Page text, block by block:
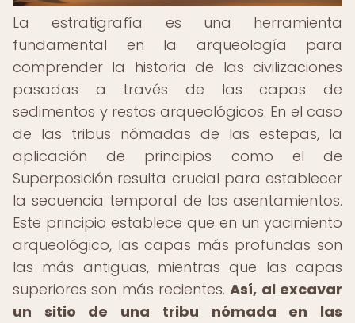
La estratigrafía es una herramienta
fundamental en la arqueología para
comprender la historia de las civilizaciones
pasadas a través de las capas de
sedimentos y restos arqueológicos. En el caso
de las tribus nómadas de las estepas, la
aplicación de principios como el de
Superposición resulta crucial para establecer
la secuencia temporal de los asentamientos.
Este principio establece que en un yacimiento
arqueológico, las capas más profundas son
las más antiguas, mientras que las capas
superiores son más recientes.Así, al excavar
un sitio de una tribu nómada en las